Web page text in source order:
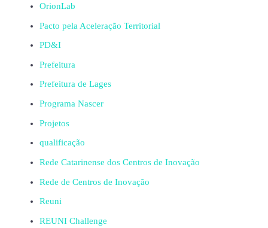
OrionLab
Pacto pela Aceleração Territorial
PD&I
Prefeitura
Prefeitura de Lages
Programa Nascer
Projetos
qualificação
Rede Catarinense dos Centros de Inovação
Rede de Centros de Inovação
Reuni
REUNI Challenge